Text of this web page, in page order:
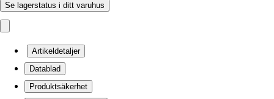
Se lagerstatus i ditt varuhus
Artikeldetaljer
Datablad
Produktsäkerhet